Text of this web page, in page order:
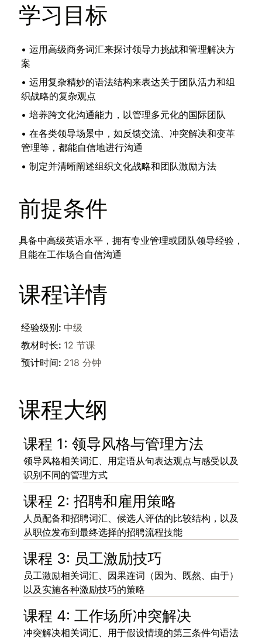
学习目标
• 运用高级商务词汇来探讨领导力挑战和管理解决方
案
• 运用复杂精妙的语法结构来表达关于团队活力和组
织战略的复杂观点
• 培养跨文化沟通能力，以管理多元化的国际团队
• 在各类领导场景中，如反馈交流、冲突解决和变革
管理等，都能自信地进行沟通
• 制定并清晰阐述组织文化战略和团队激励方法
前提条件
具备中高级英语水平，拥有专业管理或团队领导经验，
且能在工作场合自信沟通
课程详情
经验级别: 中级
教材时长: 12 节课
预计时间: 218 分钟
课程大纲
课程 1: 领导风格与管理方法
领导风格相关词汇、用定语从句表达观点与感受以及
识别不同的管理方式
课程 2: 招聘和雇用策略
人员配备和招聘词汇、候选人评估的比较结构，以及
从职位发布到最终选择的招聘流程技能
课程 3: 员工激励技巧
员工激励相关词汇、因果连词（因为、既然、由于）
以及实施各种激励技巧的策略
课程 4: 工作场所冲突解决
冲突解决相关词汇、用于假设情境的第三条件句语法